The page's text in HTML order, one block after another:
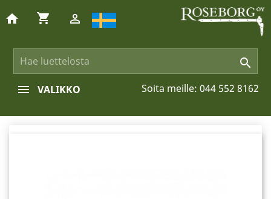

home shopping_cart 
Soita meille: 044 552 8162
VALIKKO